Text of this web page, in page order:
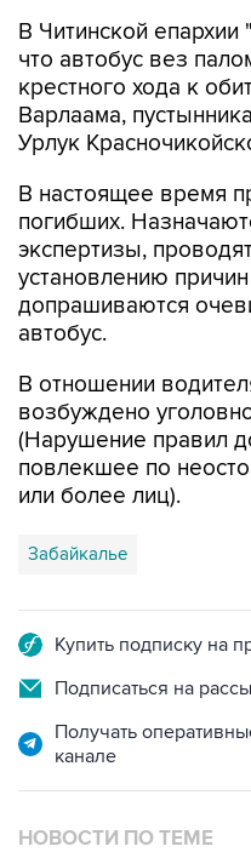
В Читинской
что автобус вез
крестного хода к
Варлаама,
Урлук
В настоящее время
погибших.
экспертизы,
установлению
допрашиваются
автобус.
В отношении
возбуждено
(Нарушение правил
повлекшее по
или более лиц).
Забайкалье
Купить подписку на
Подписаться на
Получать
канале
НОВОСТИ ПО ТЕМЕ